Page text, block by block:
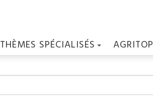
THÈMES SPÉCIALISÉS AGRITOP